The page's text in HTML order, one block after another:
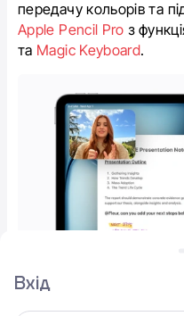
передачу кольорів та
Apple Pencil Pro з
та Magic Keyboard.
Вхід